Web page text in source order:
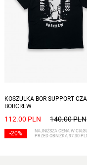
KOSZULKA BOR SUPPORT
BORCREW
112.00 PLN 140.00 PLN
-20%
NAJNIŻSZA CENA W
PRZED OBNIŻKĄ 97.30